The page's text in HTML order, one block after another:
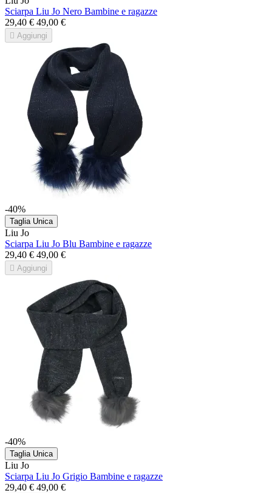
Sciarpa Liu Jo Nero Bambine e ragazze
29,40 € 49,00 €
 Aggiungi
-40%
Taglia Unica
Liu Jo
Sciarpa Liu Jo Blu Bambine e ragazze
29,40 € 49,00 €
 Aggiungi
-40%
Taglia Unica
Liu Jo
Sciarpa Liu Jo Grigio Bambine e ragazze
29,40 € 49,00 €